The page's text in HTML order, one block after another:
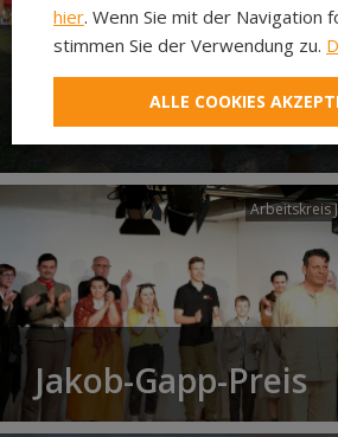
Neuer Pilgerweg
Laudato si’
Arbeitskreis
Jakob-Gapp-Preis
hier. Wenn Sie mit der Navigation
stimmen Sie der Verwendung zu.
ALLE COOKIES